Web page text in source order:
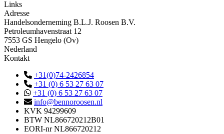
Links
Adresse
Handelsonderneming B.L.J. Roosen B.V.
Petroleumhavenstraat 12
7553 GS Hengelo (Ov)
Nederland
Kontakt
+31(0)74-2426854
+31 (0) 6 53 27 63 07
+31 (0) 6 53 27 63 07
info@bennoroosen.nl
KVK 94299609
BTW NL866720212B01
EORI-nrNL866720212